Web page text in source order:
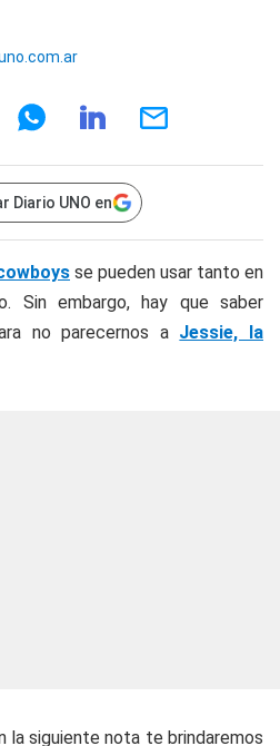
Diario UNO en
se pueden usar tanto en
Sin embargo, hay que saber
no parecernos a Jessie, la
la siguiente nota te brindaremos